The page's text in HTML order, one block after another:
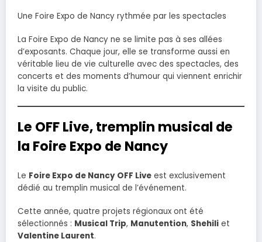
Une Foire Expo de Nancy rythmée par les spectacles
La Foire Expo de Nancy ne se limite pas à ses allées
d’exposants. Chaque jour, elle se transforme aussi en
véritable lieu de vie culturelle avec des spectacles, des
concerts et des moments d’humour qui viennent enrichir
la visite du public.
Le OFF Live, tremplin musical de
la Foire Expo de Nancy
Le Foire Expo de Nancy OFF Live est exclusivement
dédié au tremplin musical de l’événement.
Cette année, quatre projets régionaux ont été
sélectionnés : Musical Trip, Manutention, Shehili et
Valentine Laurent.